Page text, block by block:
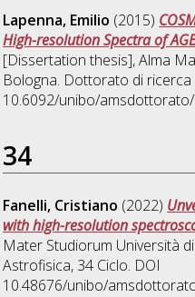
Lapenna, Emilio (2015)
High-resolution Spectra of
[Dissertation thesis], Alma
Bologna. Dottorato di
10.6092/unibo/
34
Fanelli, Cristiano (2022)
with high-resolution
Mater Studiorum Università
Astrofisica, 34 Ciclo. DOI
10.48676/unibo/